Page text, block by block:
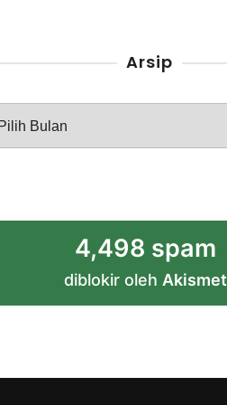
Arsip
4,498 spam
diblokir oleh Akismet